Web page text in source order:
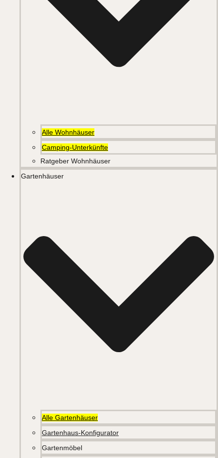
Alle Wohnhäuser
Camping-Unterkünfte
Ratgeber Wohnhäuser
Gartenhäuser
Alle Gartenhäuser
Gartenhaus-Konfigurator
Gartenmöbel